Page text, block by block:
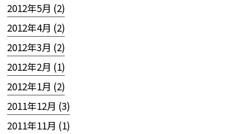
2012年5月 (2)
2012年4月 (2)
2012年3月 (2)
2012年2月 (1)
2012年1月 (2)
2011年12月 (3)
2011年11月 (1)